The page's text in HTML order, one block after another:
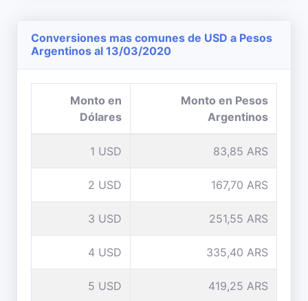
Conversiones mas comunes de USD a Pesos
Argentinos al 13/03/2020
Monto en
Dólares
Monto en Pesos
Argentinos
1 USD 83,85 ARS
2 USD 167,70 ARS
3 USD 251,55 ARS
4 USD 335,40 ARS
5 USD 419,25 ARS